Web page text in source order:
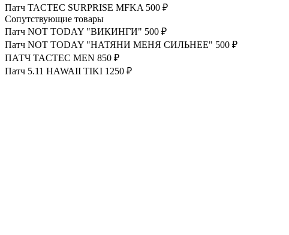
Патч TACTEC SURPRISE MFKA 500 ₽
Сопутствующие товары
Патч NOT TODAY "ВИКИНГИ" 500 ₽
Патч NOT TODAY "НАТЯНИ МЕНЯ СИЛЬНЕЕ" 500 ₽
ПАТЧ TACTEC MEN 850 ₽
Патч 5.11 HAWAII TIKI 1250 ₽